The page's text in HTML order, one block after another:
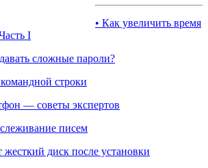
• Как увеличить время
I
сложные пароли?
строки
— советы экспертов
писем
диск после установки